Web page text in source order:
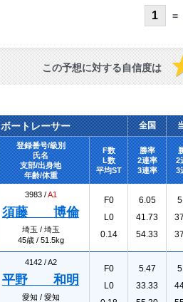
1 =
この予想に対する自信度は
ボートレーサー 全国
登録番号/級別
氏名
支部/出身地
年齢/体重
F数
L数
平均ST
勝率
2連率
3連率
2
3
3983 /A1
須藤 博倫
埼玉 / 埼玉
45歳 / 51.5kg
F0
L0
0.14
6.05
41.73
54.33
4142 /A2
平野 和明
愛知 / 愛知
F0
L0
5.47
33.33